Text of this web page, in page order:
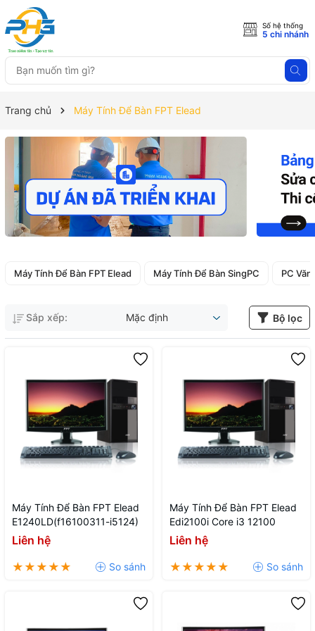
Số hệ thống
5 chi nhánh
Trang chủ Máy Tính Để Bàn FPT Elead
Máy Tính Để Bàn FPT Elead Máy Tính Để Bàn SingPC PC
Sắp xếp: Mặc định Bộ lọc
Máy Tính Để Bàn FPT Elead
E1240LD(f16100311-i5124)
Liên hệ
Máy Tính Để Bàn FPT Elead
Edi2100i Core i3 12100
Liên hệ